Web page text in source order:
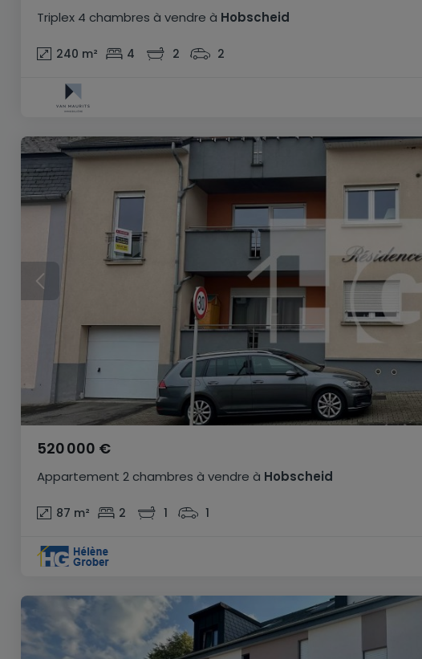
Triplex 4 chambres à vendre à Hobscheid
240 m² 4 2 2
Appartement 2 chambres à vendre à Hobscheid
520 000 €
87 m² 2 1 1